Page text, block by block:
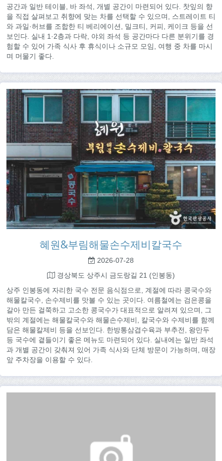
공간과 일반 테이블, 바 좌석, 개별 공간이 마련되어 있다. 찻잎의 향
을 직접 살펴보고 취향에 맞는 차를 선택할 수 있으며, 스트레이트 티
와 과일·허브를 조합한 티 베리에이션, 밀크티, 커피, 케이크 등을 선
보인다. 실내 1·2층과 다락, 야외 좌석 등 공간마다 다른 분위기를 경
험할 수 있어 가족 식사 후 휴식이나 소규모 모임, 여행 중 차를 마시
며 머물기 좋다.
혜원&부림해물손수제비칼국수
2026-07-28
경상북도 상주시 금도랑길 21 (인봉동)
상주 인봉동에 자리한 국수 전문 음식점으로, 계절에 따라 콩국수와
해물칼국수, 손수제비를 맛볼 수 있는 곳이다. 여름철에는 검은콩을
갈아 만든 걸쭉하고 고소한 콩국수가 대표적으로 알려져 있으며, 그
밖의 계절에는 해물칼국수와 해물손수제비, 칼국수와 수제비를 함께
담은 해물칼제비 등을 선보인다. 한방통삼겹수육과 부추전, 왕만두
등 국수에 곁들이기 좋은 메뉴도 마련되어 있다. 실내에는 일반 좌석
과 개별 공간이 갖춰져 있어 가족 식사와 단체 방문이 가능하며, 매장
앞 주차장을 이용할 수 있다.